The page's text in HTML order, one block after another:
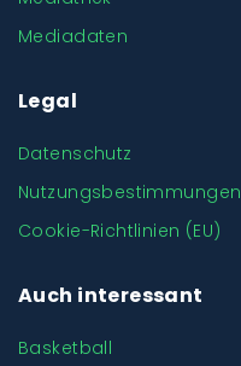
Mediadaten
Legal
Datenschutz
Nutzungsbestimmungen
Cookie-Richtlinien (EU)
Auch interessant
Basketball